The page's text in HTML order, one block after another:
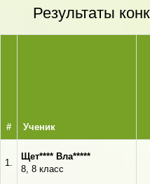
Результаты
# Ученик
1.
Щет**** Вла*****
8, 8 класс